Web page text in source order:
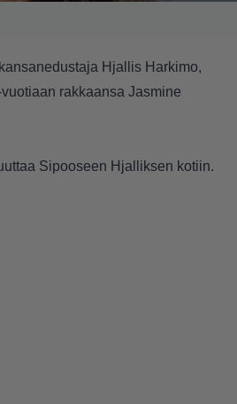
Hjallis Harkimo,
rakkaansa Jasmine
Sipooseen Hjalliksen kotiin.